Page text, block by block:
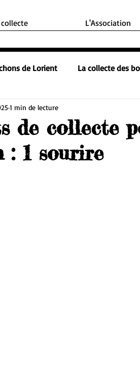
L'Association
de Lorient La collecte des
de collecte
: 1 sourire
1 min de lecture